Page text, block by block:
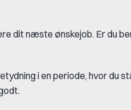
dit næste ønskejob. Er du
i en periode, hvor du